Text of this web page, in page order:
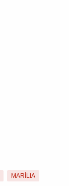
MARÍLIA